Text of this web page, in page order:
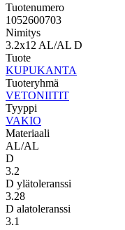
Tuotenumero
1052600703
Nimitys
3.2x12 AL/AL D
Tuote
KUPUKANTA
Tuoteryhmä
VETONIITIT
Tyyppi
VAKIO
Materiaali
AL/AL
D
3.2
D ylätoleranssi
3.28
D alatoleranssi
3.1